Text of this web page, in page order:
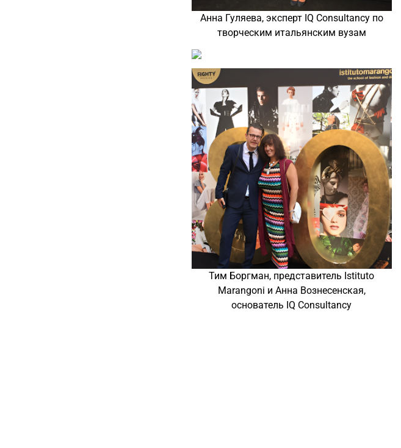
Анна Гуляева, эксперт IQ Consultancy по
творческим итальянским вузам
Тим Боргман, представитель Istituto
Marangoni и Анна Вознесенская,
основатель IQ Consultancy